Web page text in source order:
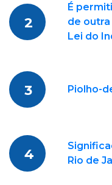
2
É
de outra
Lei do
3 Piolho-
4
Rio de